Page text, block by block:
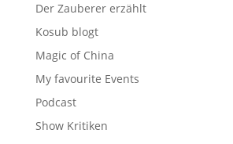
Der Zauberer erzählt
Kosub blogt
Magic of China
My favourite Events
Podcast
Show Kritiken